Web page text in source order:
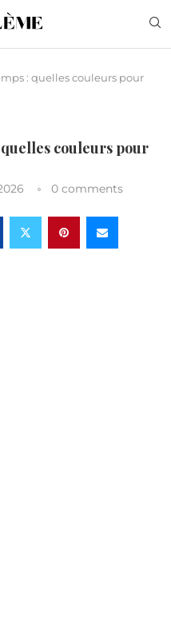
: quelles couleurs pour
couleurs pour
0 comments